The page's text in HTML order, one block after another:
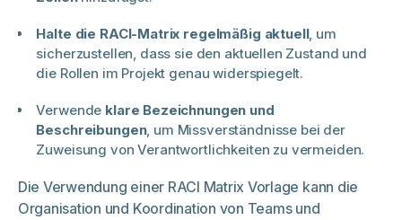
Halte die RACI-Matrix regelmäßig aktuell, um
sicherzustellen, dass sie den aktuellen Zustand und
die Rollen im Projekt genau widerspiegelt.
Verwende klare Bezeichnungen und
Beschreibungen, um Missverständnisse bei der
Zuweisung von Verantwortlichkeiten zu vermeiden.
Die Verwendung einer RACI Matrix Vorlage kann die
Organisation und Koordination von Teams und